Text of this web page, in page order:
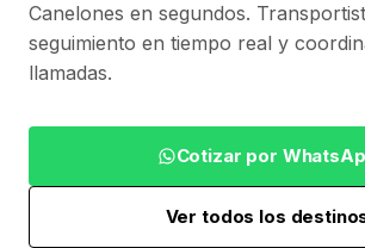
Canelones en segundos.
seguimiento en tiempo real y
llamadas.
Cotizar por
Ver todos los